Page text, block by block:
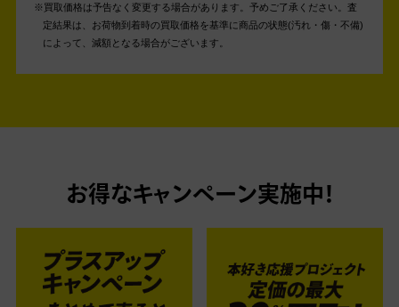
買取価格は予告なく変更する場合があります。予めご了承ください。 査
定結果は、お荷物到着時の買取価格を基準に商品の状態(汚れ・傷・不備)
によって、減額となる場合がございます。
お得なキャンペーン実施中！